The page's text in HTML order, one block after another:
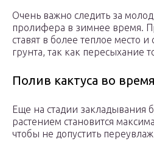
Очень важно следить за
пролифера в зимнее время.
ставят в более теплое место и
грунта, так как пересыхание
Полив кактуса во
Еще на стадии закладывания
растением становится
чтобы не допустить